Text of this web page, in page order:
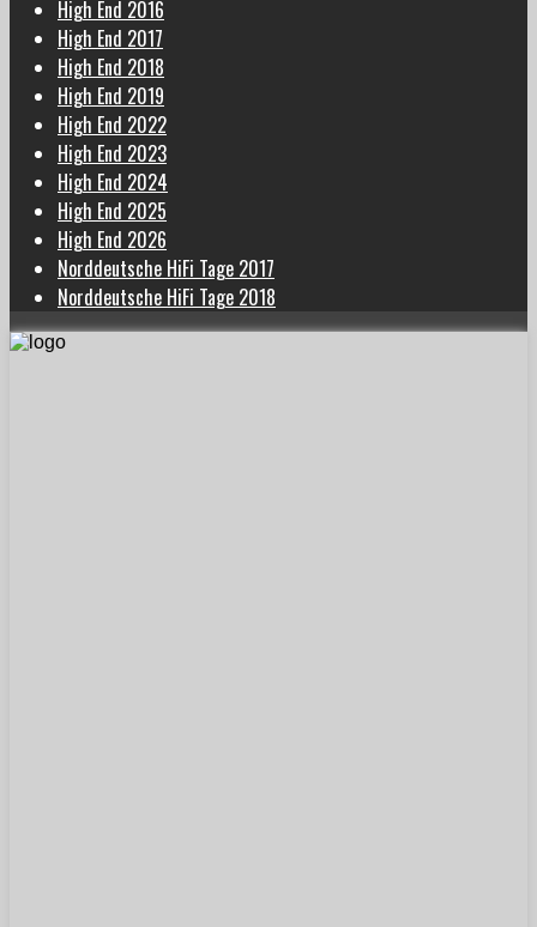
High End 2016
High End 2017
High End 2018
High End 2019
High End 2022
High End 2023
High End 2024
High End 2025
High End 2026
Norddeutsche HiFi Tage 2017
Norddeutsche HiFi Tage 2018